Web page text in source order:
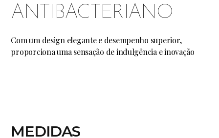
ANTIBACTERIANO
Com um design elegante e desempenho superior,
proporciona uma sensação de indulgência e inovação
MEDIDAS